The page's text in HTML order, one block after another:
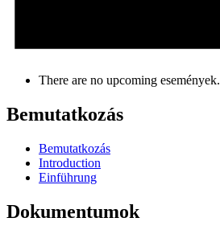
There are no upcoming események.
Bemutatkozás
Bemutatkozás
Introduction
Einführung
Dokumentumok